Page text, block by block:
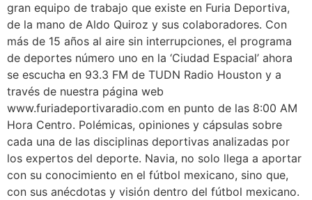
gran equipo de trabajo que existe en Furia Deportiva,
de la mano de Aldo Quiroz y sus colaboradores. Con
más de 15 años al aire sin interrupciones, el programa
de deportes número uno en la ‘Ciudad Espacial’ ahora
se escucha en 93.3 FM de TUDN Radio Houston y a
través de nuestra página web
www.furiadeportivaradio.com en punto de las 8:00 AM
Hora Centro. Polémicas, opiniones y cápsulas sobre
cada una de las disciplinas deportivas analizadas por
los expertos del deporte. Navia, no solo llega a aportar
con su conocimiento en el fútbol mexicano, sino que,
con sus anécdotas y visión dentro del fútbol mexicano.